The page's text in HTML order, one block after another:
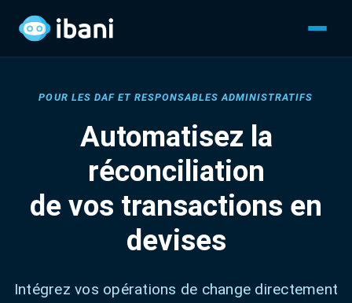
POUR LES DAF ET RESPONSABLES ADMINISTRATIFS
Automatisez la
réconciliation
de vos transactions en
devises
Intégrez vos opérations de change directement